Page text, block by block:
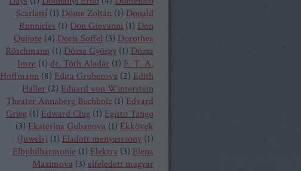
Scarlatti (1) Döme Zoltán (1) Donald
Runnicles (1) Don Giovanni (1) Don
Quijote (4) Doris Soffel (3) Dorothea
Röschmann (1) Dózsa György (1) Dózsa
Imre (1) dr. Tóth Aladár (1) E. T. A.
Hoffmann (8) Edita Gruberova (2) Edith
Haller (2) Eduard von Winterstein
Theater Annaberg Buchholz (1) Edvard
Grieg (1) Edward Clug (1) Egisto Tango
(3) Ekaterina Gubanova (1) Ékkövek
(Juwels) (1) Eladott menyasszony (1)
Elbphilharmonie (1) Elektra (3) Elena
Maximova (3) elfeledett magyar